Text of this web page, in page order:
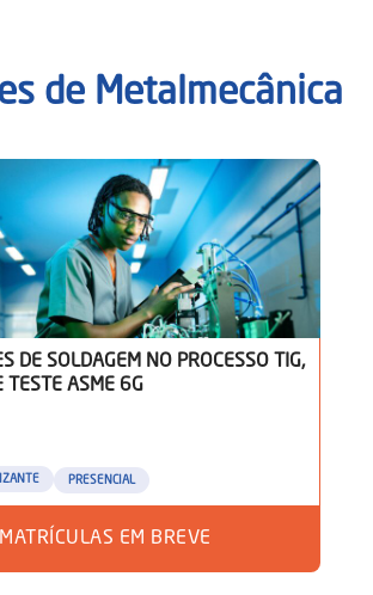
de Metalmecânica
DE SOLDAGEM NO PROCESSO TIG,
TESTE ASME 6G
PRESENCIAL
MATRÍCULAS EM BREVE